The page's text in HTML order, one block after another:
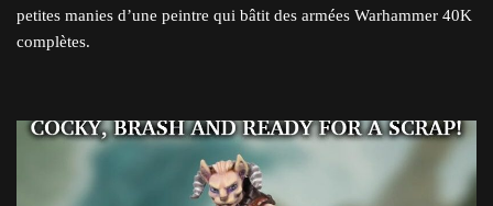
petites manies d’une peintre qui bâtit des armées Warhammer 40K
complètes.